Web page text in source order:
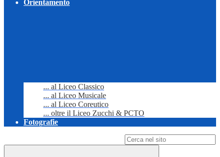
Orientamento
... al Liceo Classico
... al Liceo Musicale
... al Liceo Coreutico
... oltre il Liceo Zucchi & PCTO
Fotografie